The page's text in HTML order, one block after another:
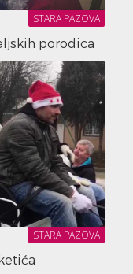
STARA PAZOVA
porodica
STARA PAZOVA